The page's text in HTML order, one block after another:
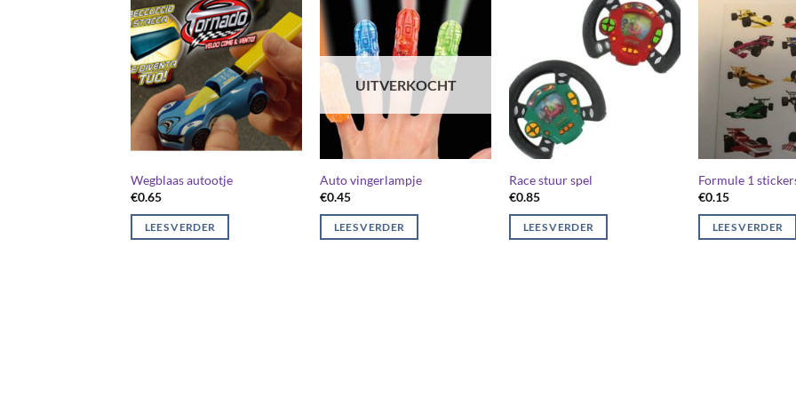
Wegblaas autootje
€0.65
LEES VERDER
UITVERKOCHT
Auto vingerlampje
€0.45
LEES VERDER
Race stuur spel
€0.85
LEES VERDER
Formule 1
€0.15
LEES VERDER